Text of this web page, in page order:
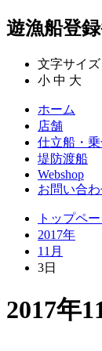
遊漁船登
文字サイズ
小 中 大
ホーム
店舗
仕立船・
堤防渡船
Webshop
お問い合
トップペ
2017年
11月
3日
2017年